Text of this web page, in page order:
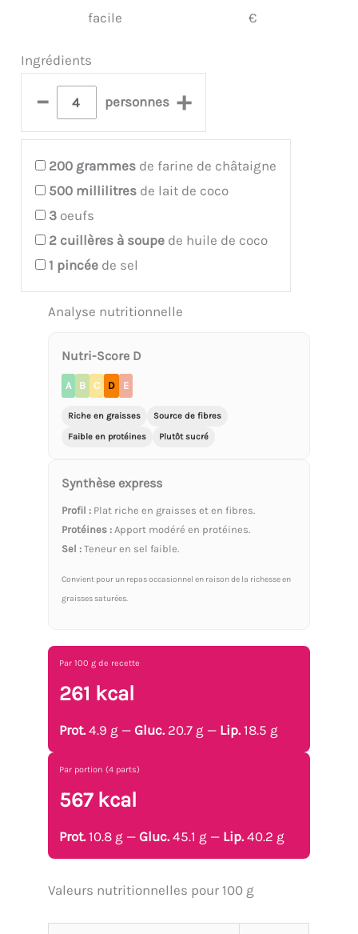
facile €
Ingrédients
– personnes +
200 grammes de farine de châtaigne
500 millilitres de lait de coco
3 oeufs
2 cuillères à soupe de huile de coco
1 pincée de sel
Analyse nutritionnelle
Nutri-Score D
A B C D E
Riche en graisses
Source de fibres
Faible en protéines
Plutôt sucré
Synthèse express
Profil : Plat riche en graisses et en fibres.
Protéines : Apport modéré en protéines.
Sel : Teneur en sel faible.
Convient pour un repas occasionnel en raison de la richesse en
graisses saturées.
Par 100 g de recette
261 kcal
Prot.4.9 g —Gluc.20.7 g — Lip.18.5 g
Par portion (4 parts)
567 kcal
Prot.10.8 g —Gluc.45.1 g — Lip.40.2 g
Valeurs nutritionnelles pour 100 g